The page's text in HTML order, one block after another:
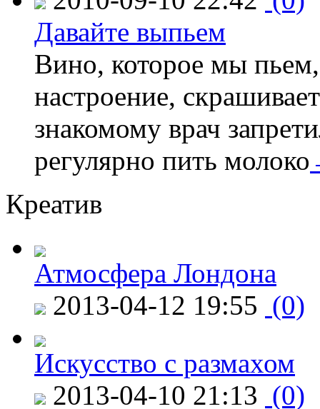
Давайте выпьем
Вино, которое мы
настроение,
знакомому врач
регулярно пить молоко
Креатив
Атмосфера Лондона
2013-04-12 19:55 (0)
Искусство с размахом
2013-04-10 21:13 (0)